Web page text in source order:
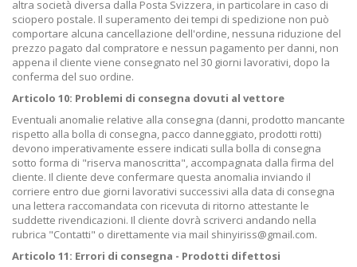
altra società diversa dalla Posta Svizzera, in particolare in caso di
sciopero postale. Il superamento dei tempi di spedizione non può
comportare alcuna cancellazione dell'ordine, nessuna riduzione del
prezzo pagato dal compratore e nessun pagamento per danni, non
appena il cliente viene consegnato nel 30 giorni lavorativi, dopo la
conferma del suo ordine.
Articolo 10: Problemi di consegna dovuti al vettore
Eventuali anomalie relative alla consegna (danni, prodotto mancante
rispetto alla bolla di consegna, pacco danneggiato, prodotti rotti)
devono imperativamente essere indicati sulla bolla di consegna
sotto forma di "riserva manoscritta", accompagnata dalla firma del
cliente. Il cliente deve confermare questa anomalia inviando il
corriere entro due giorni lavorativi successivi alla data di consegna
una lettera raccomandata con ricevuta di ritorno attestante le
suddette rivendicazioni. Il cliente dovrà scriverci andando nella
rubrica "Contatti" o direttamente via mail shinyiriss@gmail.com.
Articolo 11: Errori di consegna - Prodotti difettosi